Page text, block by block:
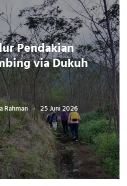
Pendakian
via Dukuh
Rahman 25 Juni 2026